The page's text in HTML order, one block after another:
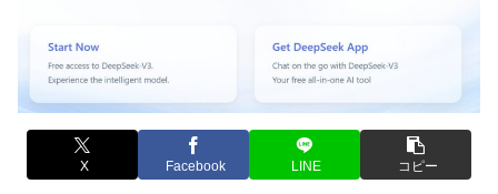
X Facebook LINE コピー